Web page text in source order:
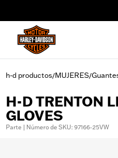
h-d productos/MUJERES/
H-D TRENTON
GLOVES
Parte | Número de SKU: 97166-25VW